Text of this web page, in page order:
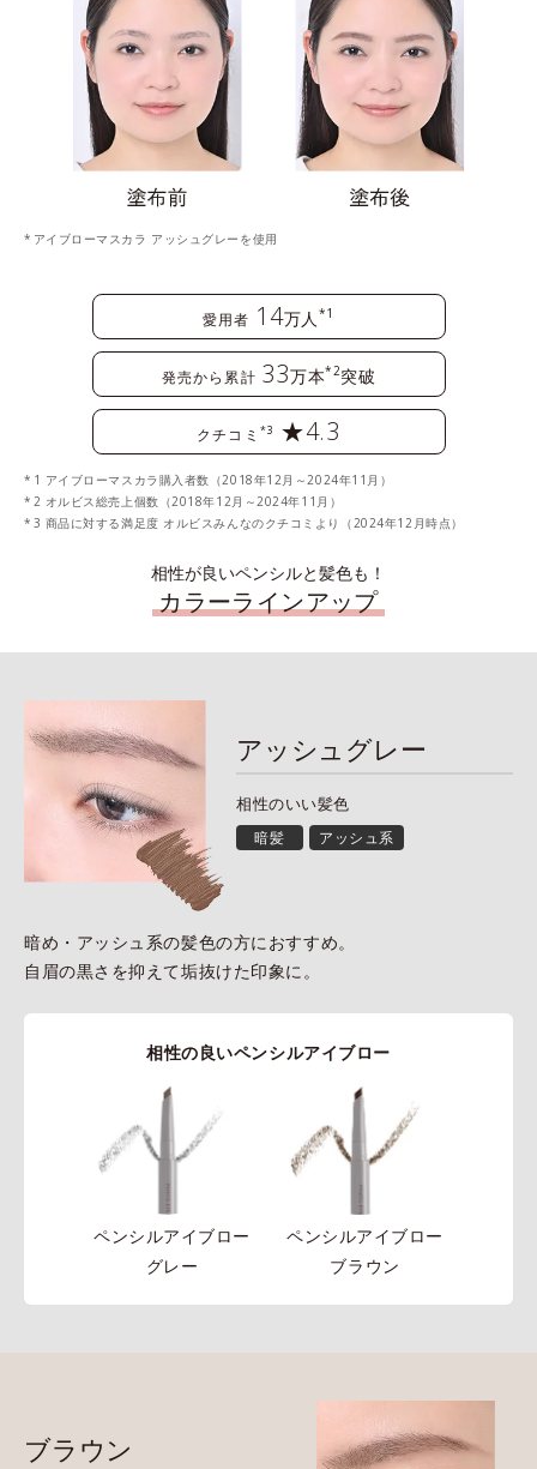
アイブローマスカラ アッシュグレーを使用
愛用者 14万人 *1
発売から累計 33万本*2突破
クチコミ *3 ★4.3
1 アイブローマスカラ購入者数（2018年12月～2024年11月）
2 オルビス総売上個数（2018年12月～2024年11月）
3 商品に対する満足度 オルビスみんなのクチコミより（2024年12月時点）
相性が良いペンシルと髪色も！
カラーラインアップ
アッシュグレー
相性のいい髪色
暗髪 アッシュ系
暗め・アッシュ系の髪色の方におすすめ。
自眉の黒さを抑えて垢抜けた印象に。
相性の良いペンシルアイブロー
ペンシルアイブロー
グレー
ペンシルアイブロー
ブラウン
ブラウン